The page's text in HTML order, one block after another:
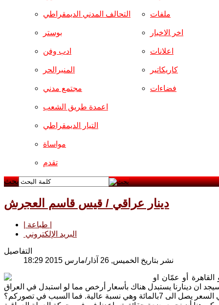
التحالف المدني الديمقراطي
بوستر
ادب وفن
المنبرالحر
مجتمع مدني
ملفات
اخر الاخبار
اعلانات
كاريكاتير
فضاءات
اعمدة طريق الشعب
التيار الديمقراطي
مواساة
تقدم
بحث
دينار عراقي / قيس قاسم العجرش
البريد الإلكتروني
التفاصيل
نشر بتاريخ الخميس, 26 آذار/مارس 2015 18:29
أو عمّان او